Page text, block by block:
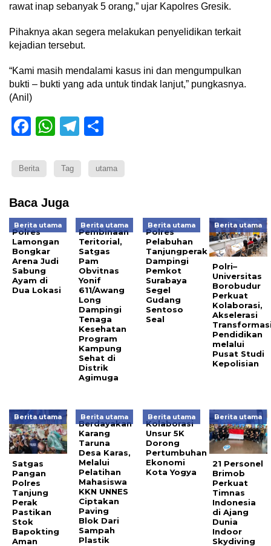
rawat inap sebanyak 5 orang,” ujar Kapolres Gresik.
Pihaknya akan segera melakukan penyelidikan terkait
kejadian tersebut.
“Kami masih mendalami kasus ini dan mengumpulkan
bukti – bukti yang ada untuk tindak lanjut,” pungkasnya.
(Anil)
Facebook
WhatsApp
Telegram
Berita Tag utama
Baca Juga
Berita utama
Polres
Lamongan
Bongkar
Arena Judi
Sabung
Ayam di
Dua Lokasi
Berita utama
Pembinaan
Teritorial,
Satgas
Pam
Obvitnas
Yonif
611/Awang
Long
Dampingi
Tenaga
Kesehatan
Program
Kampung
Sehat di
Distrik
Agimuga
Berita utama
Polres
Pelabuhan
Tanjungperak
Dampingi
Pemkot
Surabaya
Segel
Gudang
Sentoso
Seal
Berita utama
Polri–
Universitas
Borobudur
Perkuat
Kolaborasi,
Akselerasi
Pendidikan
melalui
Pusat Studi
Kepolisian
Berita utama
Satgas
Pangan
Polres
Tanjung
Perak
Pastikan
Stok
Bapokting
Aman
Berita utama
Berdayakan
Karang
Taruna
Desa Karas,
Melalui
Pelatihan
Mahasiswa
KKN UNNES
Ciptakan
Paving
Blok Dari
Sampah
Plastik
Berita utama
Kolaborasi
Unsur 5K
Dorong
Pertumbuhan
Ekonomi
Kota Yogya
Berita utama
21 Personel
Brimob
Perkuat
Timnas
Indonesia
di Ajang
Dunia
Indoor
Skydiving